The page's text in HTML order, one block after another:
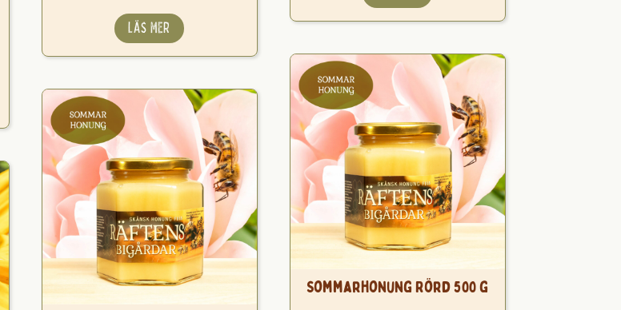
LÄS MER
Sommarhonung Rörd 500 g